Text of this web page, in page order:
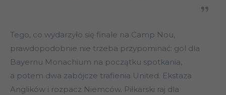
Tego, co wydarzyło się finale na Camp Nou,
prawdopodobnie nie trzeba przypominać: gol dla
Bayernu Monachium na początku spotkania,
a potem dwa zabójcze trafienia United. Ekstaza
Anglików i rozpacz Niemców. Piłkarski raj dla